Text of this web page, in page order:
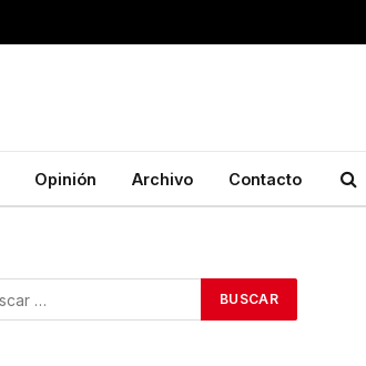
Opinión Archivo Contacto